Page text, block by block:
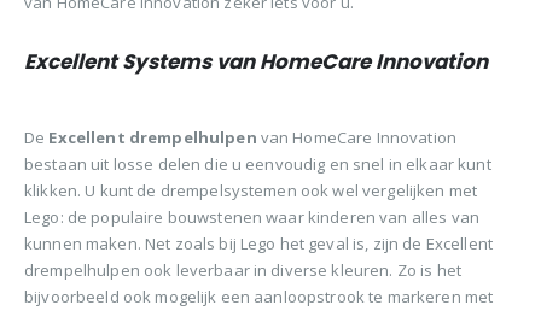
Excellent Systems van HomeCare Innovation
De Excellent drempelhulpen van HomeCare Innovation
bestaan uit losse delen die u eenvoudig en snel in elkaar kunt
klikken. U kunt de drempelsystemen ook wel vergelijken met
Lego: de populaire bouwstenen waar kinderen van alles van
kunnen maken. Net zoals bij Lego het geval is, zijn de Excellent
drempelhulpen ook leverbaar in diverse kleuren. Zo is het
bijvoorbeeld ook mogelijk een aanloopstrook te markeren met